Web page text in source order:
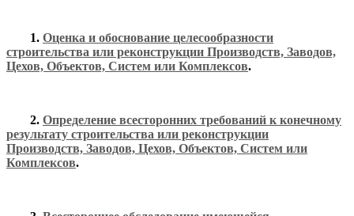
1. Оценка и обоснование целесообразности
строительства или реконструкции Производств, Заводов,
Цехов, Объектов, Систем или Комплексов.
2. Определение всесторонних требований к конечному
результату строительства или реконструкции
Производств, Заводов, Цехов, Объектов, Систем или
Комплексов.